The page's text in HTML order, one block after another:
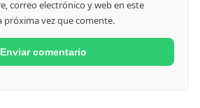
correo electrónico y web en este
próxima vez que comente.